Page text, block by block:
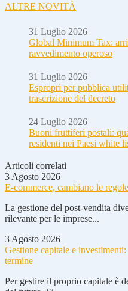
ALTRE NOVITÀ
31 Luglio 2026
Global Minimum Tax:
ravvedimento operoso
31 Luglio 2026
Espropri per pubblica
trascrizione del decreto
24 Luglio 2026
Buoni fruttiferi postali:
residenti nei Paesi white
Articoli correlati
3 Agosto 2026
E-commerce, cambiano le
La gestione del post-vendita
rilevante per le imprese...
3 Agosto 2026
Gestione capitale e
termine
Per gestire il proprio capitale è